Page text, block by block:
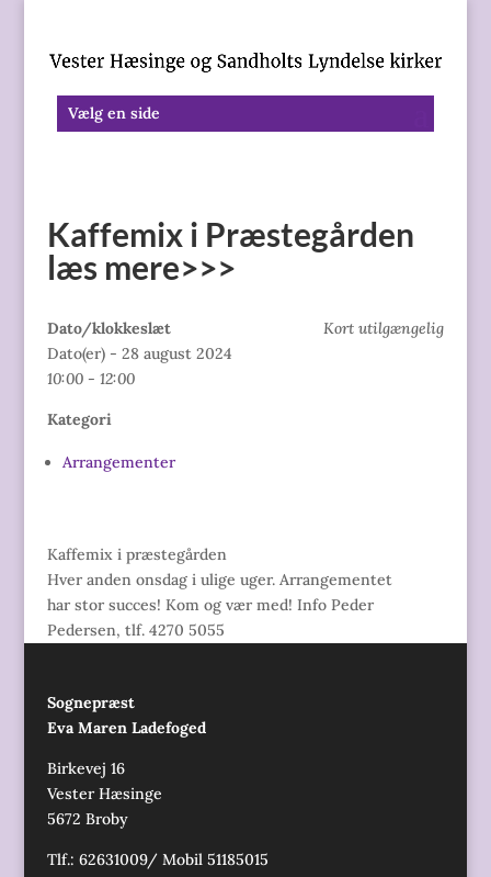
Vælg en side
Kaffemix i Præstegården
læs mere>>>
Kort utilgængelig
Dato/klokkeslæt
Dato(er) - 28 august 2024
10:00 - 12:00
Kategori
Arrangementer
Kaffemix i præstegården
Hver anden onsdag i ulige uger. Arrangementet
har stor succes! Kom og vær med! Info Peder
Pedersen, tlf. 4270 5055
Sognepræst
Eva Maren Ladefoged
Birkevej 16
Vester Hæsinge
5672 Broby
Tlf.: 62631009/ Mobil 51185015